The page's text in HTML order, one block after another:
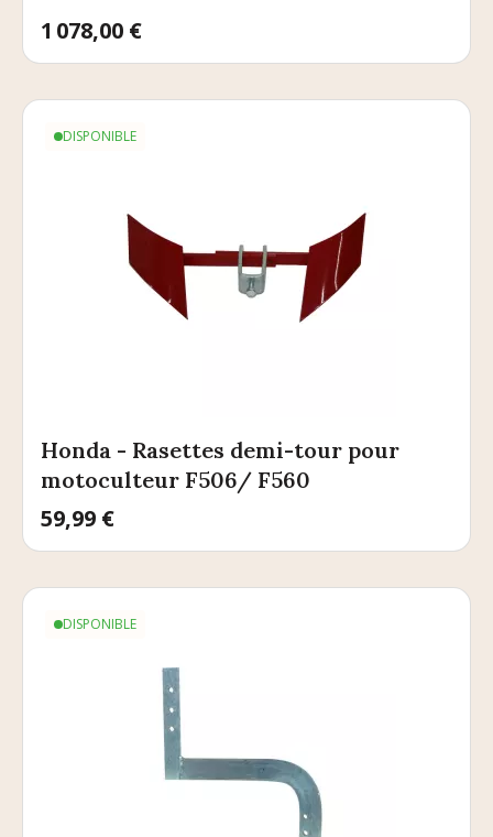
Prix
1 078,00 €
DISPONIBLE
Honda - Rasettes demi-tour pour
motoculteur F506/ F560
Prix
59,99 €
DISPONIBLE